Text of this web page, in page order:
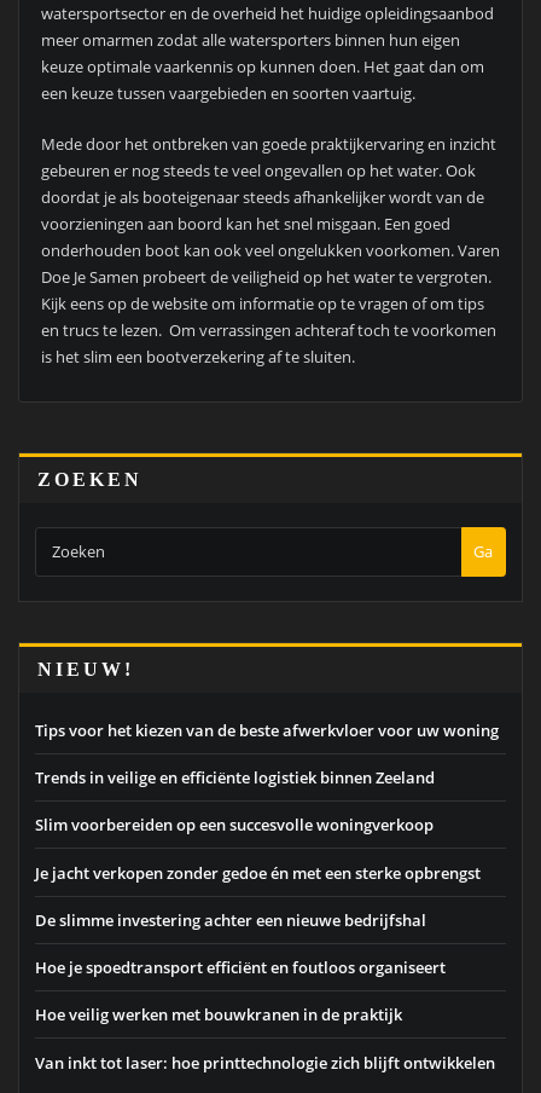
watersportsector en de overheid het huidige opleidingsaanbod
meer omarmen zodat alle watersporters binnen hun eigen
keuze optimale vaarkennis op kunnen doen. Het gaat dan om
een keuze tussen vaargebieden en soorten vaartuig.
Mede door het ontbreken van goede praktijkervaring en inzicht
gebeuren er nog steeds te veel ongevallen op het water. Ook
doordat je als booteigenaar steeds afhankelijker wordt van de
voorzieningen aan boord kan het snel misgaan. Een goed
onderhouden boot kan ook veel ongelukken voorkomen. Varen
Doe Je Samen probeert de veiligheid op het water te vergroten.
Kijk eens op de website om informatie op te vragen of om tips
en trucs te lezen. Om verrassingen achteraf toch te voorkomen
is het slim een bootverzekering af te sluiten.
ZOEKEN
Ga
NIEUW!
Tips voor het kiezen van de beste afwerkvloer voor uw woning
Trends in veilige en efficiënte logistiek binnen Zeeland
Slim voorbereiden op een succesvolle woningverkoop
Je jacht verkopen zonder gedoe én met een sterke opbrengst
De slimme investering achter een nieuwe bedrijfshal
Hoe je spoedtransport efficiënt en foutloos organiseert
Hoe veilig werken met bouwkranen in de praktijk
Van inkt tot laser: hoe printtechnologie zich blijft ontwikkelen